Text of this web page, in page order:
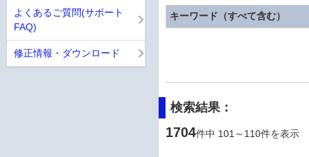
キーワード（すべて含む）
検索結果：
1704件中 101～110件を表示
よくあるご質問(サポート
FAQ)
修正情報・ダウンロード